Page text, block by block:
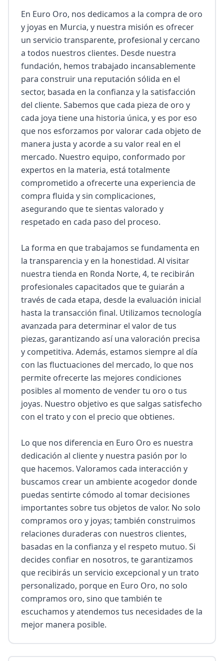
En Euro Oro, nos dedicamos a la compra de oro
y joyas en Murcia, y nuestra misión es ofrecer
un servicio transparente, profesional y cercano
a todos nuestros clientes. Desde nuestra
fundación, hemos trabajado incansablemente
para construir una reputación sólida en el
sector, basada en la confianza y la satisfacción
del cliente. Sabemos que cada pieza de oro y
cada joya tiene una historia única, y es por eso
que nos esforzamos por valorar cada objeto de
manera justa y acorde a su valor real en el
mercado. Nuestro equipo, conformado por
expertos en la materia, está totalmente
comprometido a ofrecerte una experiencia de
compra fluida y sin complicaciones,
asegurando que te sientas valorado y
respetado en cada paso del proceso.
La forma en que trabajamos se fundamenta en
la transparencia y en la honestidad. Al visitar
nuestra tienda en Ronda Norte, 4, te recibirán
profesionales capacitados que te guiarán a
través de cada etapa, desde la evaluación inicial
hasta la transacción final. Utilizamos tecnología
avanzada para determinar el valor de tus
piezas, garantizando así una valoración precisa
y competitiva. Además, estamos siempre al día
con las fluctuaciones del mercado, lo que nos
permite ofrecerte las mejores condiciones
posibles al momento de vender tu oro o tus
joyas. Nuestro objetivo es que salgas satisfecho
con el trato y con el precio que obtienes.
Lo que nos diferencia en Euro Oro es nuestra
dedicación al cliente y nuestra pasión por lo
que hacemos. Valoramos cada interacción y
buscamos crear un ambiente acogedor donde
puedas sentirte cómodo al tomar decisiones
importantes sobre tus objetos de valor. No solo
compramos oro y joyas; también construimos
relaciones duraderas con nuestros clientes,
basadas en la confianza y el respeto mutuo. Si
decides confiar en nosotros, te garantizamos
que recibirás un servicio excepcional y un trato
personalizado, porque en Euro Oro, no solo
compramos oro, sino que también te
escuchamos y atendemos tus necesidades de la
mejor manera posible.